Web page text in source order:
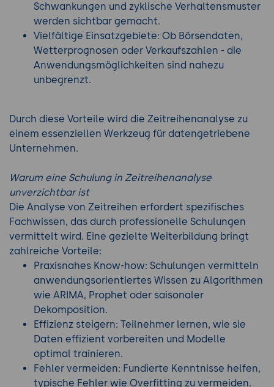
Schwankungen und zyklische Verhaltensmuster
werden sichtbar gemacht.
Vielfältige Einsatzgebiete: Ob Börsendaten,
Wetterprognosen oder Verkaufszahlen - die
Anwendungsmöglichkeiten sind nahezu
unbegrenzt.
Durch diese Vorteile wird die Zeitreihenanalyse zu
einem essenziellen Werkzeug für datengetriebene
Unternehmen.
Warum eine Schulung in Zeitreihenanalyse
unverzichtbar ist
Die Analyse von Zeitreihen erfordert spezifisches
Fachwissen, das durch professionelle Schulungen
vermittelt wird. Eine gezielte Weiterbildung bringt
zahlreiche Vorteile:
Praxisnahes Know-how: Schulungen vermitteln
anwendungsorientiertes Wissen zu Algorithmen
wie ARIMA, Prophet oder saisonaler
Dekomposition.
Effizienz steigern: Teilnehmer lernen, wie sie
Daten effizient vorbereiten und Modelle
optimal trainieren.
Fehler vermeiden: Fundierte Kenntnisse helfen,
typische Fehler wie Overfitting zu vermeiden.